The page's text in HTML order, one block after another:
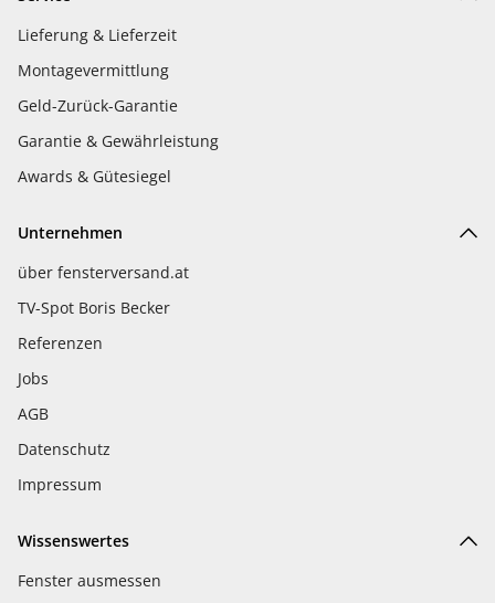
Lieferung & Lieferzeit
Montagevermittlung
Geld-Zurück-Garantie
Garantie & Gewährleistung
Awards & Gütesiegel
Unternehmen
über fensterversand.at
TV-Spot Boris Becker
Referenzen
Jobs
AGB
Datenschutz
Impressum
Wissenswertes
Fenster ausmessen